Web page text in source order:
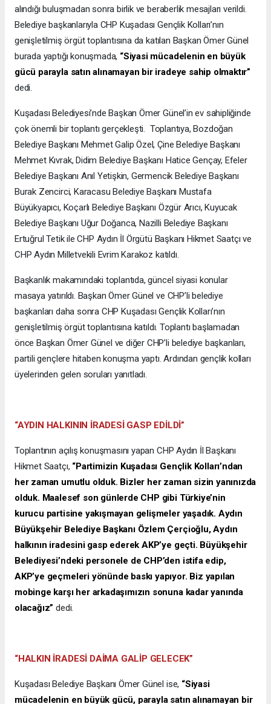
alındığı buluşmadan sonra birlik ve beraberlik mesajları verildi.
Belediye başkanlarıyla CHP Kuşadası Gençlik Kolları’nın
genişletilmiş örgüt toplantısına da katılan Başkan Ömer Günel
burada yaptığı konuşmada, “Siyasi mücadelenin en büyük
gücü parayla satın alınamayan bir iradeye sahip olmaktır”
dedi.
Kuşadası Belediyesi’nde Başkan Ömer Günel’in ev sahipliğinde
çok önemli bir toplantı gerçekleşti. Toplantıya, Bozdoğan
Belediye Başkanı Mehmet Galip Özel, Çine Belediye Başkanı
Mehmet Kıvrak, Didim Belediye Başkanı Hatice Gençay, Efeler
Belediye Başkanı Anıl Yetişkin, Germencik Belediye Başkanı
Burak Zencirci, Karacasu Belediye Başkanı Mustafa
Büyükyapıcı, Koçarlı Belediye Başkanı Özgür Arıcı, Kuyucak
Belediye Başkanı Uğur Doğanca, Nazilli Belediye Başkanı
Ertuğrul Tetik ile CHP Aydın İl Örgütü Başkanı Hikmet Saatçı ve
CHP Aydın Milletvekili Evrim Karakoz katıldı.
Başkanlık makamındaki toplantıda, güncel siyasi konular
masaya yatırıldı. Başkan Ömer Günel ve CHP’li belediye
başkanları daha sonra CHP Kuşadası Gençlik Kolları’nın
genişletilmiş örgüt toplantısına katıldı. Toplantı başlamadan
önce Başkan Ömer Günel ve diğer CHP’li belediye başkanları,
partili gençlere hitaben konuşma yaptı. Ardından gençlik kolları
üyelerinden gelen soruları yanıtladı.
“AYDIN HALKININ İRADESİ GASP EDİLDİ”
Toplantının açılış konuşmasını yapan CHP Aydın İl Başkanı
Hikmet Saatçı, “Partimizin Kuşadası Gençlik Kolları’ndan
her zaman umutlu olduk. Bizler her zaman sizin yanınızda
olduk. Maalesef son günlerde CHP gibi Türkiye’nin
kurucu partisine yakışmayan gelişmeler yaşadık. Aydın
Büyükşehir Belediye Başkanı Özlem Çerçioğlu, Aydın
halkının iradesini gasp ederek AKP’ye geçti. Büyükşehir
Belediyesi’ndeki personele de CHP’den istifa edip,
AKP’ye geçmeleri yönünde baskı yapıyor. Biz yapılan
mobinge karşı her arkadaşımızın sonuna kadar yanında
olacağız”dedi.
“HALKIN İRADESİ DAİMA GALİP GELECEK”
Kuşadası Belediye Başkanı Ömer Günel ise, “Siyasi
mücadelenin en büyük gücü, parayla satın alınamayan bir